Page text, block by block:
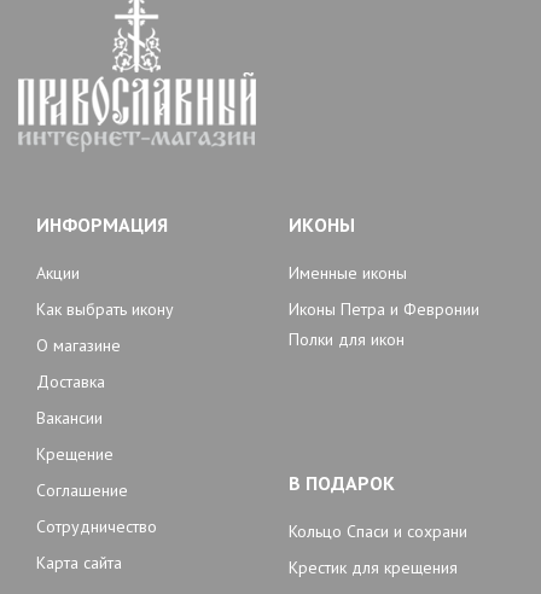
ИНФОРМАЦИЯ
Акции
Как выбрать икону
О магазине
Доставка
Вакансии
Крещение
Соглашение
Сотрудничество
Карта сайта
ИКОНЫ
Именные иконы
Иконы Петра и Февронии
Полки для икон
В ПОДАРОК
Кольцо Спаси и сохрани
Крестик для крещения